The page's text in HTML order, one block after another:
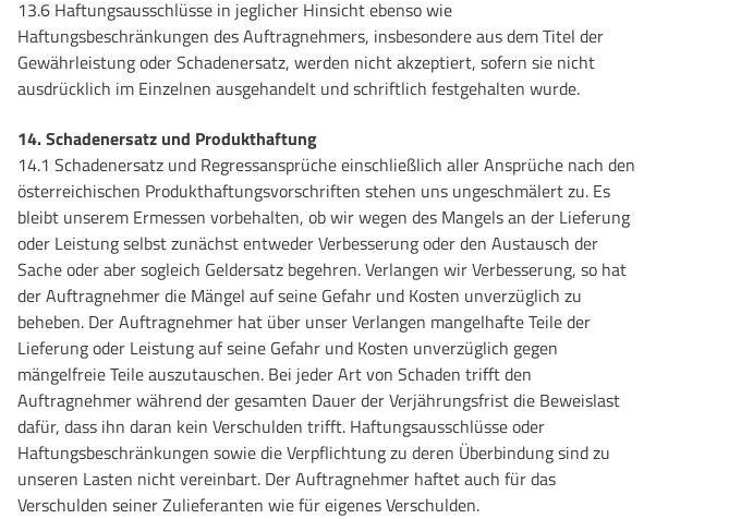
13.6 Haftungsausschlüsse in jeglicher Hinsicht ebenso wie
Haftungsbeschränkungen des Auftragnehmers, insbesondere aus dem Titel der
Gewährleistung oder Schadenersatz, werden nicht akzeptiert, sofern sie nicht
ausdrücklich im Einzelnen ausgehandelt und schriftlich festgehalten wurde.
14. Schadenersatz und Produkthaftung
14.1 Schadenersatz und Regressansprüche einschließlich aller Ansprüche nach den
österreichischen Produkthaftungsvorschriften stehen uns ungeschmälert zu. Es
bleibt unserem Ermessen vorbehalten, ob wir wegen des Mangels an der Lieferung
oder Leistung selbst zunächst entweder Verbesserung oder den Austausch der
Sache oder aber sogleich Geldersatz begehren. Verlangen wir Verbesserung, so hat
der Auftragnehmer die Mängel auf seine Gefahr und Kosten unverzüglich zu
beheben. Der Auftragnehmer hat über unser Verlangen mangelhafte Teile der
Lieferung oder Leistung auf seine Gefahr und Kosten unverzüglich gegen
mängelfreie Teile auszutauschen. Bei jeder Art von Schaden trifft den
Auftragnehmer während der gesamten Dauer der Verjährungsfrist die Beweislast
dafür, dass ihn daran kein Verschulden trifft. Haftungsausschlüsse oder
Haftungsbeschränkungen sowie die Verpflichtung zu deren Überbindung sind zu
unseren Lasten nicht vereinbart. Der Auftragnehmer haftet auch für das
Verschulden seiner Zulieferanten wie für eigenes Verschulden.